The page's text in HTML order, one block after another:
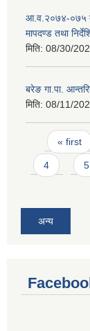
आ.व.२०७४-०७५
मापदण्ड तथा
मिति: 08/30/
बरेङ गा.पा.
मिति: 08/11/
Pages
« first
4 5
अन्य